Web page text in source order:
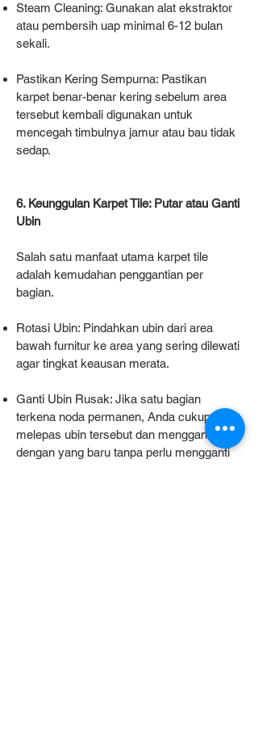
Steam Cleaning: Gunakan alat ekstraktor
atau pembersih uap minimal 6-12 bulan
sekali.
Pastikan Kering Sempurna: Pastikan
karpet benar-benar kering sebelum area
tersebut kembali digunakan untuk
mencegah timbulnya jamur atau bau tidak
sedap.
6. Keunggulan Karpet Tile: Putar atau Ganti
Ubin
Salah satu manfaat utama karpet tile
adalah kemudahan penggantian per
bagian.
Rotasi Ubin: Pindahkan ubin dari area
bawah furnitur ke area yang sering dilewati
agar tingkat keausan merata.
Ganti Ubin Rusak: Jika satu bagian
terkena noda permanen, Anda cukup
melepas ubin tersebut dan menggantinya
dengan yang baru tanpa perlu mengganti